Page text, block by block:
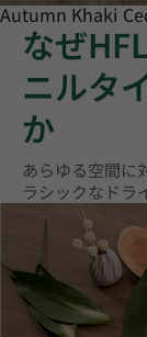
Autumn Khaki
なぜ
ニルタ
か
あらゆる空間に
ラシックなドラ